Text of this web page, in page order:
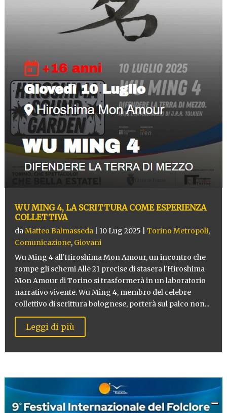
WU MING 4, LA SCRITTURA COME ESPERIENZA
COLLETTIVA
daMatteo Balmasseda| 10 Lug 2025 Torino Metropoli,
Comunicazione, Giovani
Wu Ming 4 all'Hiroshima Mon Amour, un incontro che
rompe gli schemi Alle 21 precise di stasera l'Hiroshima
Mon Amour di Torino si trasformerà in un laboratorio
narrativo vivente. Wu Ming 4, membro del celebre
collettivo di scrittura bolognese, porterà sul palco non...
Leggi di più